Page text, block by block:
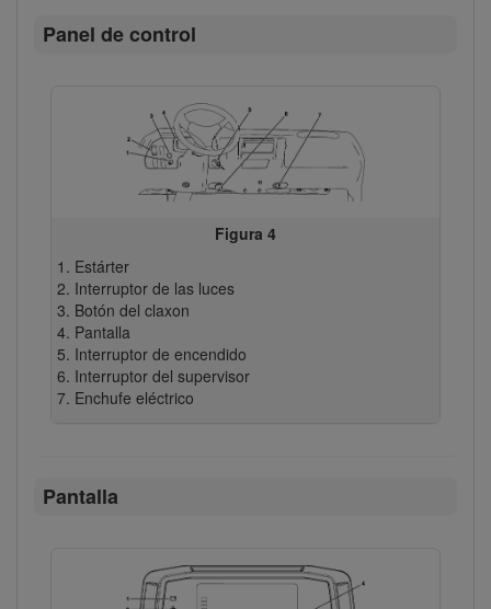
Panel de control
Figura 4
Estárter
Interruptor de las luces
Botón del claxon
Pantalla
Interruptor de encendido
Interruptor del supervisor
Enchufe eléctrico
Pantalla